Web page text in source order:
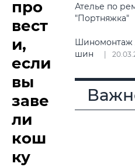
про
вест
и,
если
вы
заве
ли
кош
ку
Ателье по
"Портняжка"
Шиномонтаж
шин